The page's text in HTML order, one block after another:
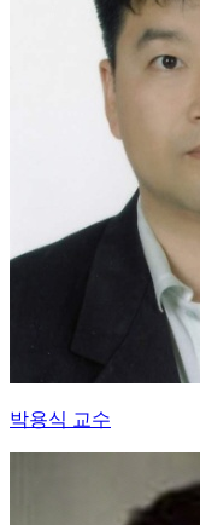
박용식 교수